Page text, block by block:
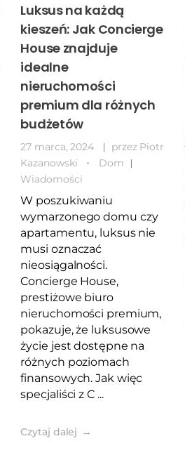
Luksus na każdą
kieszeń: Jak Concierge
House znajduje
idealne
nieruchomości
premium dla różnych
budżetów
27 marca, 2024 przez Piotr
Kazanowski
Dom
Wiadomości
W poszukiwaniu
wymarzonego domu czy
apartamentu, luksus nie
musi oznaczać
nieosiągalności.
Concierge House,
prestiżowe biuro
nieruchomości premium,
pokazuje, że luksusowe
życie jest dostępne na
różnych poziomach
finansowych. Jak więc
specjaliści z C ...
Czytaj dalej